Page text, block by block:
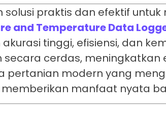
praktis dan efektif
and Temperature Data
tinggi, efisiensi, dan
cerdas, meningkatkan
pertanian modern yang
manfaat nyata